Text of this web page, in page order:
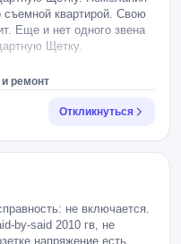
съемной квартирой. Свою
Еще и нет одного звена
Щетку.
ремонт
Откликнуться
не включается.
by-said 2010 гв, не
напряжение есть,